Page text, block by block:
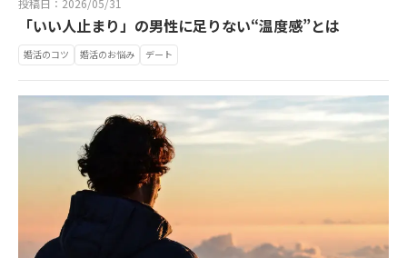
投稿日：2026/05/31
「いい人止まり」の男性に足りない“温度感”とは
婚活のコツ 婚活のお悩み デート